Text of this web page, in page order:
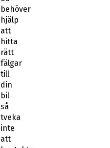
behöver
hjälp
att
hitta
rätt
fälgar
till
din
bil
så
tveka
inte
att